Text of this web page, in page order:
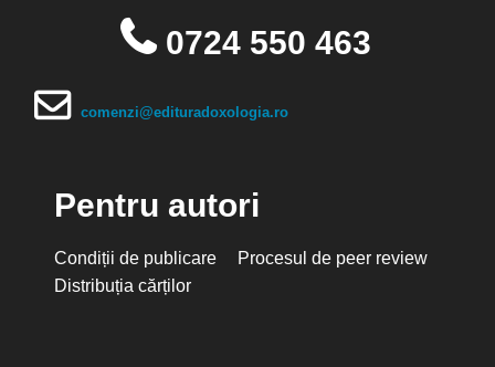
0724 550 463
comenzi@edituradoxologia.ro
Pentru autori
Condiții de publicare
Procesul de peer review
Distribuția cărților